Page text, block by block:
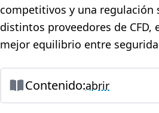
competitivos y una regulación
distintos proveedores de
mejor equilibrio entre
Contenido:abrir